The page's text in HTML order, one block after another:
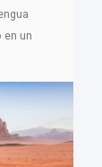
en un